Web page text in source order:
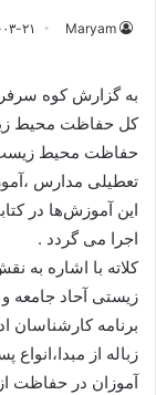
Maryam
به گزارش کوه
کل حفاظت محیط
حفاظت محیط زیست
تعطیلی مدارس
این آموزش‌ها در
اجرا می گردد .
کلاته با اشاره به
زیستی آحاد جامعه و
برنامه
زباله از